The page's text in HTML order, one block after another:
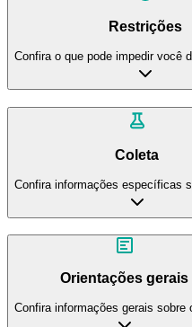
Restrições
Confira o que pode impedir você
Coleta
Confira informações específicas
Orientações gerais
Confira informações gerais sobre